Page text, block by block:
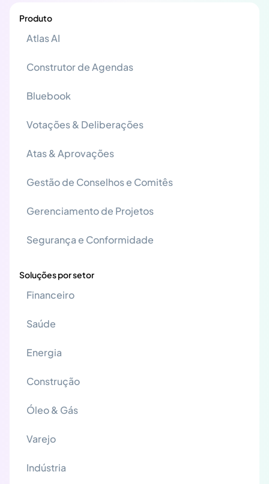
Produto
Atlas AI
Construtor de Agendas
Bluebook
Votações & Deliberações
Atas & Aprovações
Gestão de Conselhos e Comitês
Gerenciamento de Projetos
Segurança e Conformidade
Soluções por setor
Financeiro
Saúde
Energia
Construção
Óleo & Gás
Varejo
Indústria